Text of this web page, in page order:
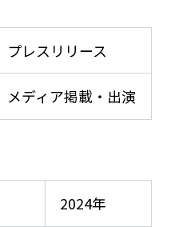
プレスリリース
メディア掲載・出演
2024年